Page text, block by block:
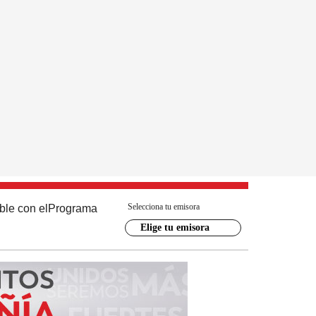
con el Programa Selecciona tu emisora
Elige tu emisora